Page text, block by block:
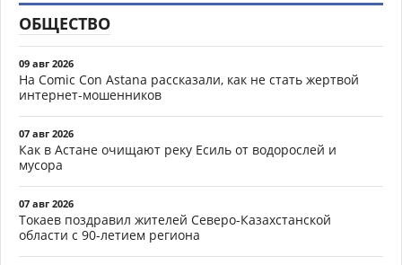
ОБЩЕСТВО
09 авг 2026
На Comic Con Astana рассказали, как не стать жертвой
интернет-мошенников
07 авг 2026
Как в Астане очищают реку Есиль от водорослей и
мусора
07 авг 2026
Токаев поздравил жителей Северо-Казахстанской
области с 90-летием региона